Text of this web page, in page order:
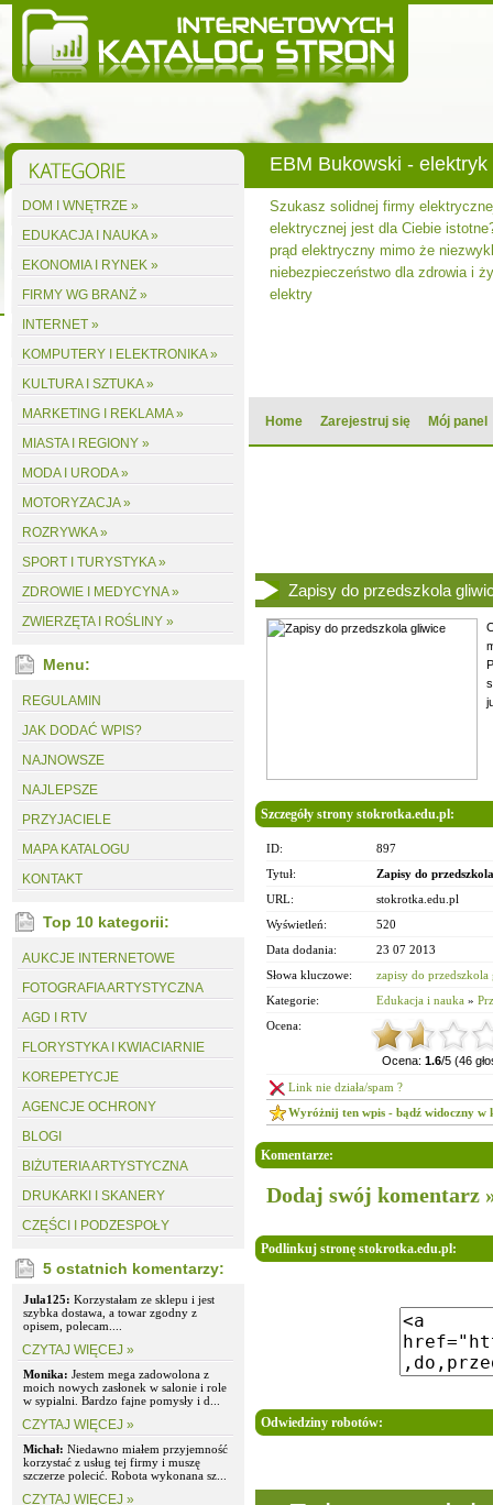
EBM Bukowski -
Szukasz solidnej firmy
elektrycznej jest dla Ciebie
prąd elektryczny mimo że
niebezpieczeństwo dla zdrowia i
elektry
Home Zarejestruj się Mój panel
DOM I WNĘTRZE »
EDUKACJA I NAUKA »
EKONOMIA I RYNEK »
FIRMY WG BRANŻ »
INTERNET »
KOMPUTERY I ELEKTRONIKA »
KULTURA I SZTUKA »
MARKETING I REKLAMA »
MIASTA I REGIONY »
MODA I URODA »
MOTORYZACJA »
ROZRYWKA »
SPORT I TURYSTYKA »
ZDROWIE I MEDYCYNA »
ZWIERZĘTA I ROŚLINY »
Menu:
REGULAMIN
JAK DODAĆ WPIS?
NAJNOWSZE
NAJLEPSZE
PRZYJACIELE
MAPA KATALOGU
KONTAKT
Top 10 kategorii:
AUKCJE INTERNETOWE
FOTOGRAFIA ARTYSTYCZNA
AGD I RTV
FLORYSTYKA I KWIACIARNIE
KOREPETYCJE
AGENCJE OCHRONY
BLOGI
BIŻUTERIA ARTYSTYCZNA
DRUKARKI I SKANERY
CZĘŚCI I PODZESPOŁY
5 ostatnich komentarzy:
Jula125: Korzystałam ze sklepu i jest
szybka dostawa, a towar zgodny z
opisem, polecam....
CZYTAJ WIĘCEJ »
Monika: Jestem mega zadowolona z
moich nowych zasłonek w salonie i role
w sypialni. Bardzo fajne pomysły i d...
CZYTAJ WIĘCEJ »
Michał: Niedawno miałem przyjemność
korzystać z usług tej firmy i muszę
szczerze polecić. Robota wykonana sz...
CZYTAJ WIĘCEJ »
Zapisy do przedszkola
Szczegóły strony stokrotka.edu.pl:
ID:
897
Tytuł:
Zapisy do
URL:
stokrotka.edu.pl
Wyświetleń:
520
Data dodania:
23 07 2013
Słowa kluczowe:
zapisy do przedszkola
Kategorie:
Edukacja i nauka »
Ocena:
Ocena: 1.6/5 (46
Link nie działa/spam ?
Wyróżnij ten wpis - bądź widoczny w
Komentarze:
Dodaj swój komentarz
Podlinkuj stronę stokrotka.edu.pl:
Odwiedziny robotów: